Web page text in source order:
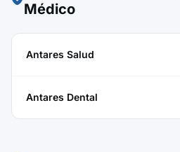
Médico
Antares Salud
Antares Dental